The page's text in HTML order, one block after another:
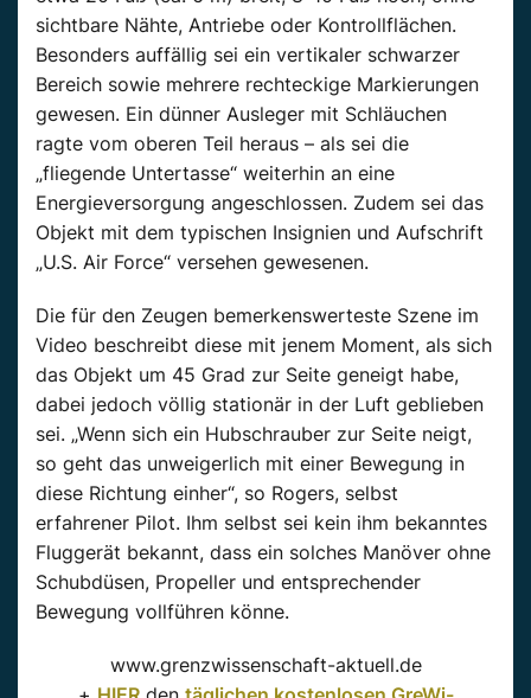
sichtbare Nähte, Antriebe oder Kontrollflächen.
Besonders auffällig sei ein vertikaler schwarzer
Bereich sowie mehrere rechteckige Markierungen
gewesen. Ein dünner Ausleger mit Schläuchen
ragte vom oberen Teil heraus – als sei die
„fliegende Untertasse“ weiterhin an eine
Energieversorgung angeschlossen. Zudem sei das
Objekt mit dem typischen Insignien und Aufschrift
„U.S. Air Force“ versehen gewesenen.
Die für den Zeugen bemerkenswerteste Szene im
Video beschreibt diese mit jenem Moment, als sich
das Objekt um 45 Grad zur Seite geneigt habe,
dabei jedoch völlig stationär in der Luft geblieben
sei. „Wenn sich ein Hubschrauber zur Seite neigt,
so geht das unweigerlich mit einer Bewegung in
diese Richtung einher“, so Rogers, selbst
erfahrener Pilot. Ihm selbst sei kein ihm bekanntes
Fluggerät bekannt, dass ein solches Manöver ohne
Schubdüsen, Propeller und entsprechender
Bewegung vollführen könne.
www.grenzwissenschaft-aktuell.de